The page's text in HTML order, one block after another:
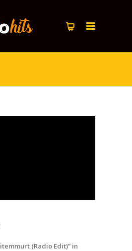
(Radio Edit)” in